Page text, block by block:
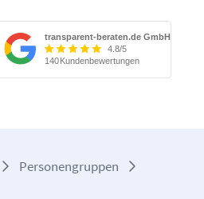
Personengruppen